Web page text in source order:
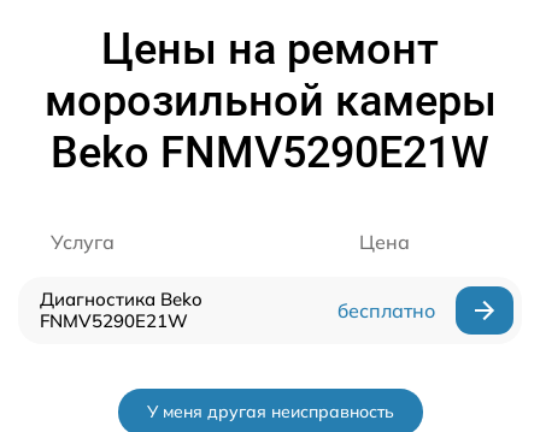
Цены на ремонт
морозильной камеры
Beko FNMV5290E21W
Услуга Цена
Диагностика Beko
FNMV5290E21W
бесплатно
У меня другая неисправность